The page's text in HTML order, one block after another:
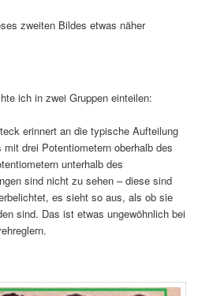
zweiten Bildes etwas näher
ich in zwei Gruppen einteilen:
erinnert an die typische Aufteilung
drei Potentiometern oberhalb des
unterhalb des
sind nicht zu sehen – diese sind
es sieht so aus, als ob sie
sind. Das ist etwas ungewöhnlich bei